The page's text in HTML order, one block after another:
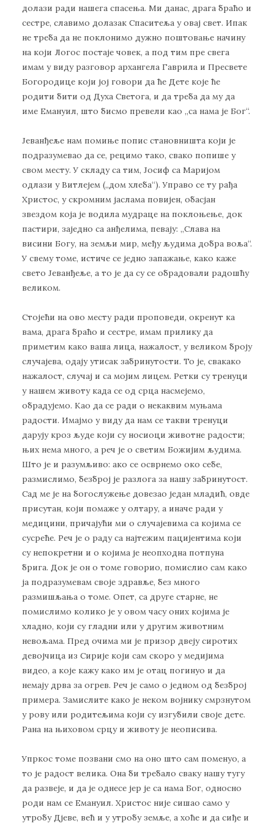
долази ради нашега спасења. Ми данас, драга браћо и
сестре, славимо долазак Спаситеља у овај свет. Ипак
не треба да не поклонимо дужно поштовање начину
на који Логос постаје човек, а под тим пре свега
имам у виду разговор архангела Гаврила и Пресвете
Богородице који јој говори да ће Дете које ће
родити бити од Духа Светога, и да треба да му да
име Емануил, што бисмо превели као „са нама је Бог“.
Јеванђеље нам помиње попис становништа који је
подразумевао да се, рецимо тако, свако попише у
свом месту. У складу са тим, Јосиф са Маријом
одлази у Витлејем („дом хлеба“). Управо се ту рађа
Христос, у скромним јаслама повијен, обасјан
звездом која је водила мудраце на поклоњење, док
пастири, заједно са анђелима, певају: „Слава на
висини Богу, на земљи мир, међу људима добра воља“.
У свему томе, истиче се једно запажање, како каже
свето Јеванђеље, а то је да су се обрадовали радошћу
великом.
Стојећи на ово месту ради проповеди, окренут ка
вама, драга браћо и сестре, имам прилику да
приметим како ваша лица, нажалост, у великом броју
случајева, одају утисак забринутости. То је, свакако
нажалост, случај и са мојим лицем. Ретки су тренуци
у нашем животу када се од срца насмејемо,
обрадујемо. Као да се ради о некаквим муњама
радости. Имајмо у виду да нам се такви тренуци
дарују кроз људе који су носиоци животне радости;
њих нема много, а реч је о светим Божијим људима.
Што је и разумљиво: ако се осврнемо око себе,
размислимо, безброј је разлога за нашу забринутост.
Сад ме је на богослужење довезао један младић, овде
присутан, који помаже у олтару, а иначе ради у
медицини, причајући ми о случајевима са којима се
сусреће. Реч је о раду са најтежим пацијентима који
су непокретни и о којима је неопходна потпуна
брига. Док је он о томе говорио, помислио сам како
ја подразумевам своје здравље, без много
размишљања о томе. Опет, са друге старне, не
помислимо колико је у овом часу оних којима је
хладно, који су гладни или у другим животним
невољама. Пред очима ми је призор двеју сиротих
девојчица из Сирије који сам скоро у медијима
видео, а које кажу како им је отац погинуо и да
немају дрва за огрев. Реч је само о једном од безброј
примера. Замислите како је неком војнику смрзнутом
у рову или родитељима који су изгубили своје дете.
Рана на њиховом срцу и животу је неописива.
Упркос томе позвани смо на оно што сам поменуо, а
то је радост велика. Она би требало сваку нашу тугу
да развеје, и да је однесе јер је са нама Бог, односно
роди нам се Емануил. Христос није сишао само у
утробу Дјеве, већ и у утробу земље, а хоће и да сиђе и